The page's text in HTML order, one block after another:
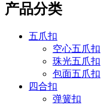
产品分类
五爪扣
空心五爪扣
珠光五爪扣
包面五爪扣
四合扣
弹簧扣